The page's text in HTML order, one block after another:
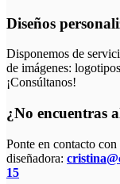
Diseños
Disponemos de
de imágenes:
¡Consúltanos!
¿No encuentras
Ponte en contacto con
diseñadora:
15